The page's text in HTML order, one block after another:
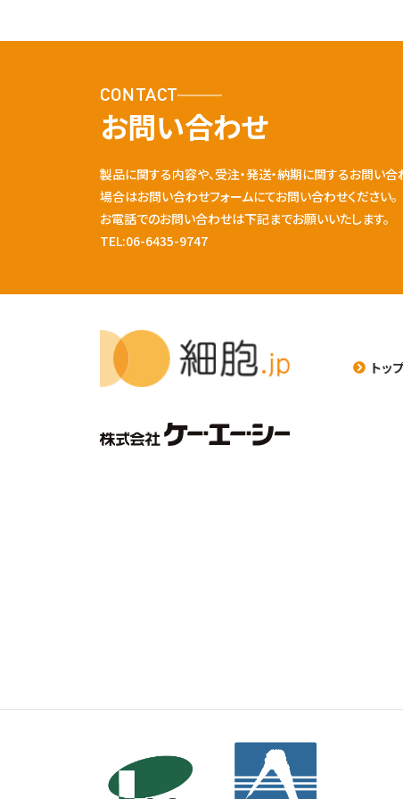
CONTACT
お問い合わせ
製品に関する内容や、受注・発送・納期に関するお問い
場合はお問い合わせフォームにてお問い合わせください。
お電話でのお問い合わせは下記までお願いいたします。
TEL:06-6435-9747
トッ